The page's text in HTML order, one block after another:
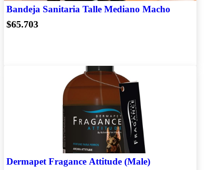
Bandeja Sanitaria Talle Mediano Macho
$65.703
Dermapet Fragance Attitude (Male)